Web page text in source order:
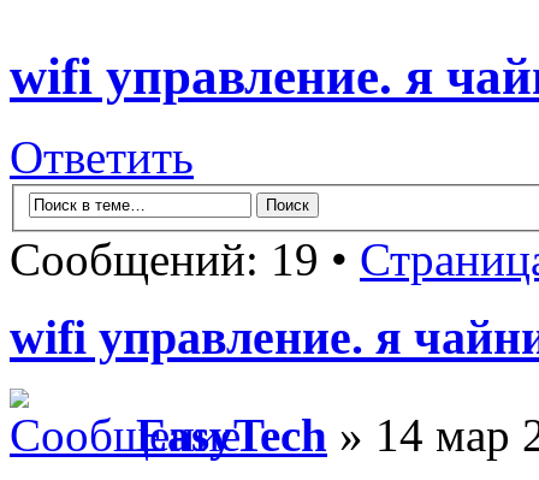
wifi управление. я
Ответить
Сообщений: 19 •
wifi управление. я
EasyTech » 14 мар